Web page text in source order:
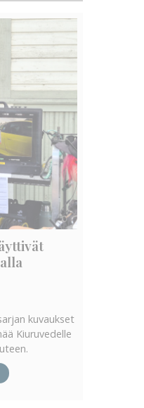
kuvaukset
Kiuruvedelle